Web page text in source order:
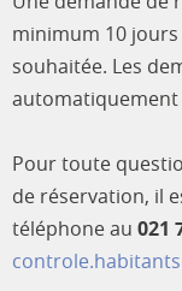
minimum 10
souhaitée. Les
automatiquement
Pour toute
de réservation, il
téléphone au 021